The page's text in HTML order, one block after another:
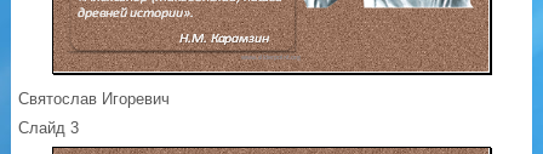
Святослав Игоревич
Слайд 3